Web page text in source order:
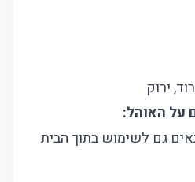
ירוק
גם לשימוש בתוך הבית